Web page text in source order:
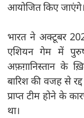
आयोजित किए जाएंगे।
भारत ने अक्टूबर
एशियन गेम में
अफ़ग़ानिस्तान के
बारिश की वजह से
प्राप्त टीम होने के
था।